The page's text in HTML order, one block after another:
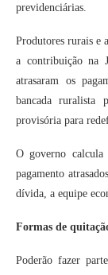
previdenciárias.
Produtores rurais e
a contribuição na
atrasaram os
bancada ruralista
provisória para
O governo
pagamento
dívida, a equipe
Formas de
Poderão fazer